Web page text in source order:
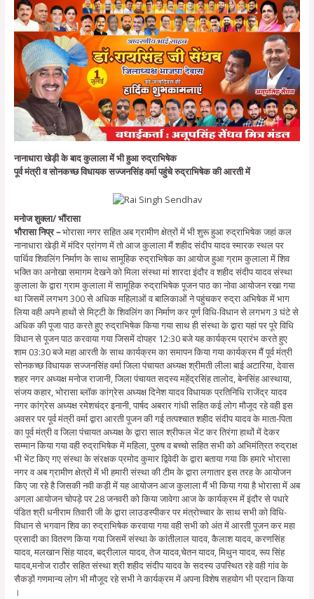
नानाधारा खेड़ी के बाद कुलाला में भी हुआ रुद्राभिषेक
पूर्व मंत्री व सोनकच्छ विधायक सज्जनसिंह वर्मा पहुंचे रुद्राभिषेक की आरती में
मनोज शुक्ला/ भौंरासा
भौरासा निप्र –भोरासा नगर सहित अब ग्रामीण क्षेत्रों में भी शुरू हुआ रुद्राभिषेक जहां कल
नानाधारा खेड़ी में मंदिर प्रांगण में तो आज कुलाला मैं शहीद संदीप यादव स्मारक स्थल पर
पार्थिव शिवलिंग निर्माण के साथ सामूहिक रुद्राभिषेक का आयोज हुआ ग्राम कुलाला में शिव
भक्ति का अनोखा समागम देखने को मिला संस्था मां शारदा इंदौर व शहीद संदीप यादव संस्था
कुलाला के द्वारा ग्राम कुलाला में सामूहिक रुद्राभिषेक पूजन पाठ का नोवा आयोजन रखा गया
था जिसमें लगभग 300 से अधिक महिलाओं व बालिकाओं ने पहुंचकर रुद्रा अभिषेक में भाग
लिया वही अपने हाथों से मिट्टी के शिवलिंग का निर्माण कर पूर्ण विधि-विधान से लगभग 3 घंटे से
अधिक की पूजा पाठ करते हुए रुद्राभिषेक किया गया साथ ही संस्था के द्वारा यहां पर पूरे विधि
विधान से पूजन पाठ करवाया गया जिसमें दोपहर 12:30 बजे यह कार्यक्रम प्रारंभ करते हुए
शाम 03:30 बजे महा आरती के साथ कार्यक्रम का समापन किया गया कार्यक्रम मैं पूर्व मंत्री
सोनकच्छ विधायक सज्जनसिंह वर्मा जिला पंचायत अध्यक्ष श्रीमती लीला बाई अटारिया, देवास
शहर नगर अध्यक्ष मनोज राजानी, जिला पंचायत सदस्य महेंद्रसिंह तालोद, बेनसिंह आस्थाया,
संजय कहार, भोरासा ब्लॉक कांग्रेस अध्यक्ष दिनेश यादव विधायक प्रतिनिधि राजेंद्र यादव
नगर कांग्रेस अध्यक्ष रमेशचंद्र इनानी, पार्षद अबरार गांधी सहित कई लोग मौजूद रहे वही इस
अवसर पर पूर्व मंत्री वर्मा द्वारा आरती पूजन की गई तत्पश्चात शहीद संदीप यादव के माता-पिता
का पूर्व मंत्री व जिला पंचायत अध्यक्ष के द्वारा साल श्रीफल भेंट कर तिरंगा हाथों में देकर
सम्मान किया गया वही रुद्राभिषेक में महिला, पुरुष व बच्चो सहित सभी को अभिमंत्रित रुद्राक्ष
भी भेंट किए गए संस्था के संरक्षक प्रमोद कुमार द्विवेदी के द्वारा बताया गया कि हमारे भोरासा
नगर व अब ग्रामीण क्षेत्रों में भी हमारी संस्था की टीम के द्वारा लगातार इस तरह के आयोजन
किए जा रहे है जिसकी नवी कड़ी में यह आयोजन आज कुलाला मैं भी किया गया है भोरासा में अब
अगला आयोजन चोपड़े पर 28 जनवरी को किया जावेगा आज के कार्यक्रम में इंदौर से पधारे
पंडित श्री धनीराम तिवारी जी के द्वारा लाउडस्पीकर पर मंत्रोच्चार के साथ सभी को विधि-
विधान से भगवान शिव का रुद्राभिषेक करवाया गया वही सभी को अंत में आरती पूजन कर महा
प्रसादी का वितरण किया गया जिसमें संस्था के कांतीलाल यादव, कैलाश यादव, करणसिंह
यादव, मलखान सिंह यादव, बद्रीलाल यादव, तेज यादव,चेतन यादव, मिथुन यादव, रूप सिंह
यादव,मनोज राठौर सहित संस्था श्री शहीद संदीप यादव के सदस्य उपस्थित रहे वही गांव के
सैकड़ों गणमान्य लोग भी मौजूद रहे सभी ने कार्यक्रम में अपना विशेष सहयोग भी प्रदान किया
।